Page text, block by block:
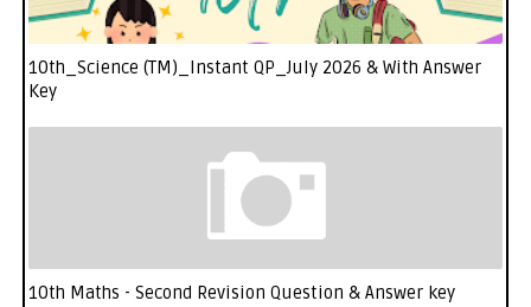
10th_Science (TM)_Instant QP_July 2026 & With Answer
Key
10th Maths - Second Revision Question & Answer key